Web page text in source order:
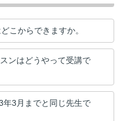
こからできますか。
ンはどうやって受講で
年3月までと同じ先生で